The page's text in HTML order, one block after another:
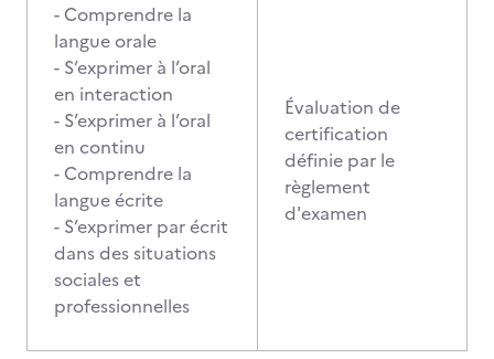
- Comprendre la
langue orale
- S’exprimer à l’oral
en interaction
- S’exprimer à l’oral
en continu
- Comprendre la
langue écrite
- S’exprimer par écrit
dans des situations
sociales et
professionnelles
Évaluation de
certification
définie par le
règlement
d'examen